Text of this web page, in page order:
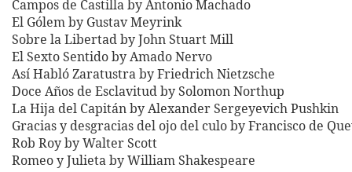
Campos de Castilla by Antonio Machado
El Gólem by Gustav Meyrink
Sobre la Libertad by John Stuart Mill
El Sexto Sentido by Amado Nervo
Así Habló Zaratustra by Friedrich Nietzsche
Doce Años de Esclavitud by Solomon Northup
La Hija del Capitán by Alexander Sergeyevich Pushkin
Gracias y desgracias del ojo del culo by Francisco de
Rob Roy by Walter Scott
Romeo y Julieta by William Shakespeare